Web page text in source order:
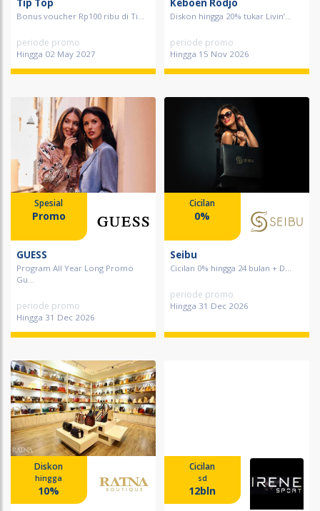
Tip Top
Bonus voucher Rp100 ribu di Ti...
periode promo
Hingga 02 May 2027
Keboen Rodjo
Diskon hingga 20% tukar Livin’...
periode promo
Hingga 15 Nov 2026
Spesial
Promo
GUESS
Program All Year Long Promo
Gu...
periode promo
Hingga 31 Dec 2026
Cicilan
0%
Seibu
Cicilan 0% hingga 24 bulan + D...
periode promo
Hingga 31 Dec 2026
Diskon
hingga
10%
Cicilan
sd
12bln